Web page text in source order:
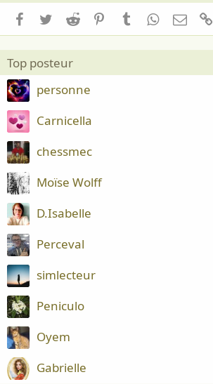
Facebook
TwitterReddit PinterestTumblrWhatsApp
Email
Top posteur
personne
Carnicella
chessmec
Moïse Wolff
D.Isabelle
Perceval
simlecteur
Peniculo
Oyem
Gabrielle